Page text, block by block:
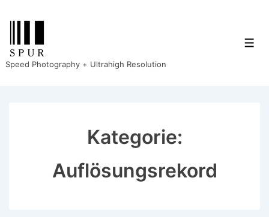
Zum
Inhalt
Speed Photography + Ultrahigh Resolution
Kategorie:
Auflösungsrekord